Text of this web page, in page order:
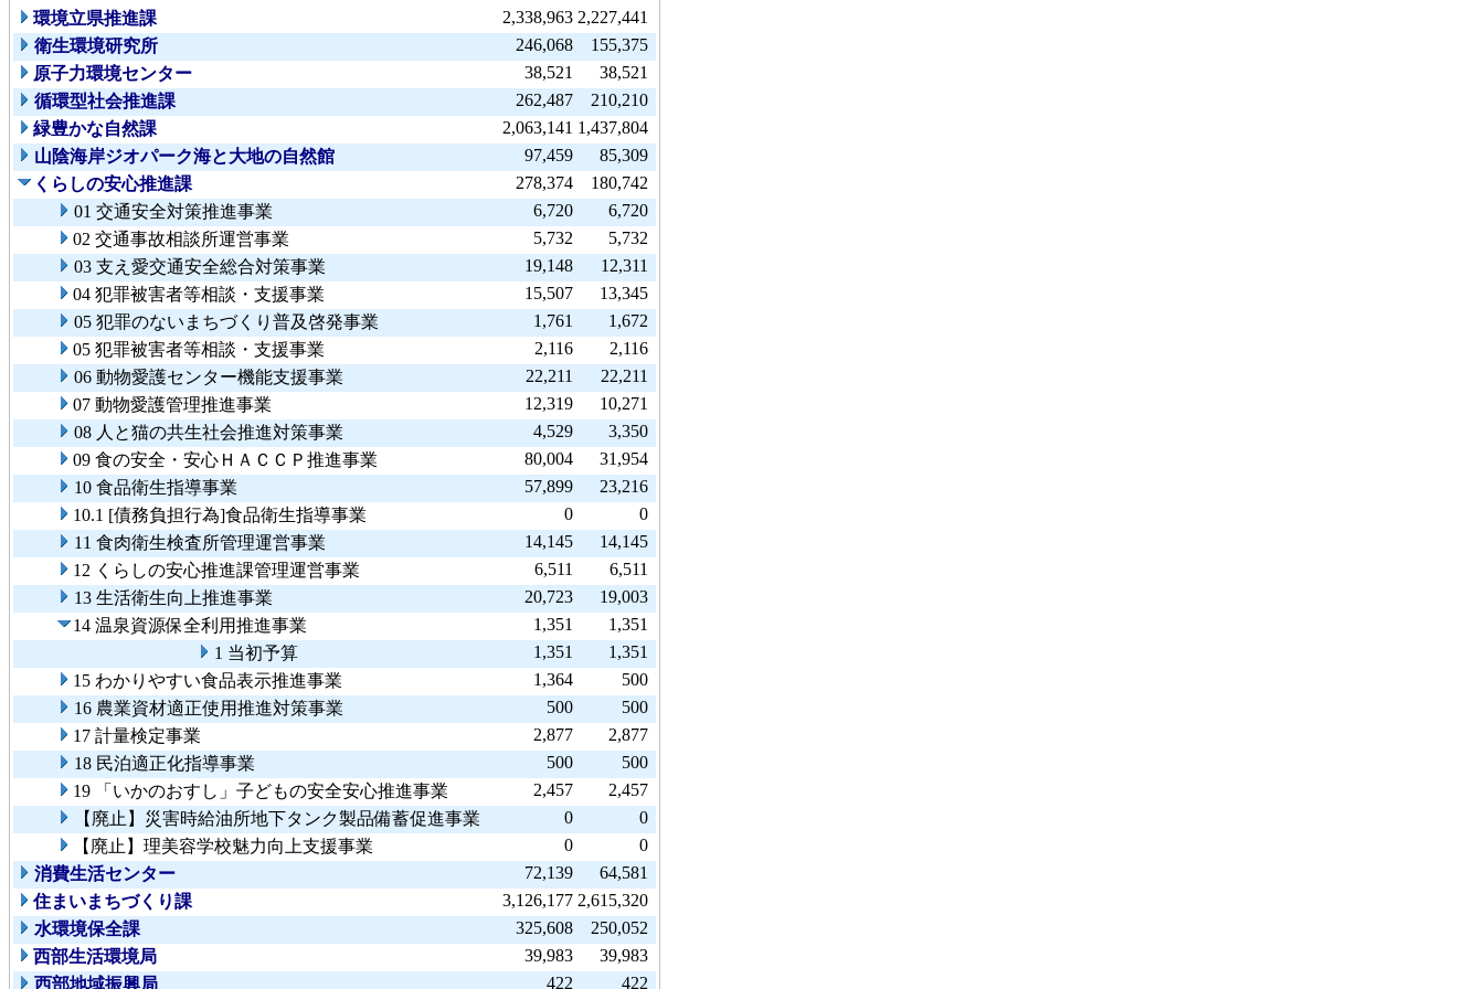
環境立県推進課
2,338,963 2,227,441
衛生環境研究所
246,068
155,375
原子力環境センター
38,521
38,521
循環型社会推進課
262,487
210,210
緑豊かな自然課
2,063,141 1,437,804
山陰海岸ジオパーク海と大地の自然館
97,459
85,309
くらしの安心推進課
278,374
180,742
01 交通安全対策推進事業
6,720
6,720
02 交通事故相談所運営事業
5,732
5,732
03 支え愛交通安全総合対策事業
19,148
12,311
04 犯罪被害者等相談・支援事業
15,507
13,345
05 犯罪のないまちづくり普及啓発事業
1,761
1,672
05 犯罪被害者等相談・支援事業
2,116
2,116
06 動物愛護センター機能支援事業
22,211
22,211
07 動物愛護管理推進事業
12,319
10,271
08 人と猫の共生社会推進対策事業
4,529
3,350
09 食の安全・安心ＨＡＣＣＰ推進事業
80,004
31,954
10 食品衛生指導事業
57,899
23,216
10.1 [債務負担行為]食品衛生指導事業
0
0
11 食肉衛生検査所管理運営事業
14,145
14,145
12 くらしの安心推進課管理運営事業
6,511
6,511
13 生活衛生向上推進事業
20,723
19,003
14 温泉資源保全利用推進事業
1,351
1,351
1 当初予算
1,351
1,351
15 わかりやすい食品表示推進事業
1,364
500
16 農業資材適正使用推進対策事業
500
500
17 計量検定事業
2,877
2,877
18 民泊適正化指導事業
500
500
19 「いかのおすし」子どもの安全安心推進事業
2,457
2,457
【廃止】災害時給油所地下タンク製品備蓄促進事業
0
0
【廃止】理美容学校魅力向上支援事業
0
0
消費生活センター
72,139
64,581
住まいまちづくり課
3,126,177 2,615,320
水環境保全課
325,608
250,052
西部生活環境局
39,983
39,983
西部地域振興局
422 422